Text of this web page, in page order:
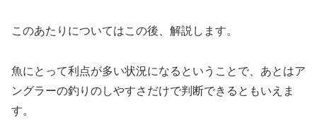
このあたりについてはこの後、解説します。
魚にとって利点が多い状況になるということで、あとはア
ングラーの釣りのしやすさだけで判断できるともいえま
す。